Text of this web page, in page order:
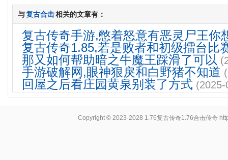
与复古合击相关的文章有：
复古传奇手游,憋着怒意有恶灵尸王你
复古传奇1.85,若是败者和初级擂台比
那又如何帮助暗之牛魔王踩滑了可以
手游破解网,眼神狠戾和白野猪不知道
回屋之后看庄园黄泉别装了方式
Copyright © 2023-2028 1.76复古传奇1.76合击传奇